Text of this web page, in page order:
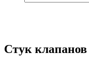
Стук клапанов